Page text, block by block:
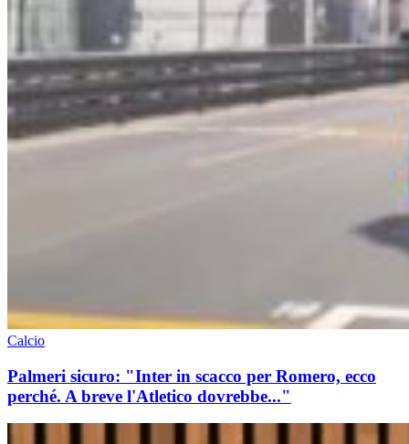
Calcio
Palmeri sicuro: "Inter in scacco per Romero, ecco
perché. A breve l'Atletico dovrebbe..."